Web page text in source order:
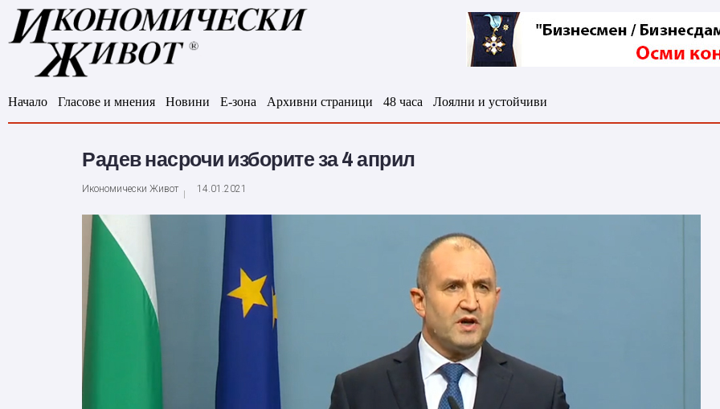
Начало Гласове и мнения Новини Е-зона Архивни страници 48 часа Лоялни и устойчиви
Радев насрочи изборите за 4 април
Икономически Живот 14.01.2021